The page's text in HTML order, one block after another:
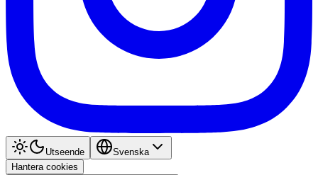
Utseende
Svenska
Hantera cookies